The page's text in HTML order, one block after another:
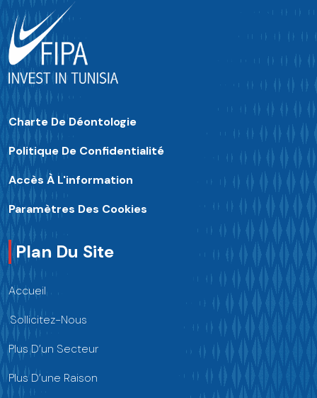
Charte De Déontologie
Politique De Confidentialité
Accès À L'information
Paramètres Des Cookies
Plan Du Site
Accueil
Sollicitez-Nous
Plus D’un Secteur
Plus D’une Raison